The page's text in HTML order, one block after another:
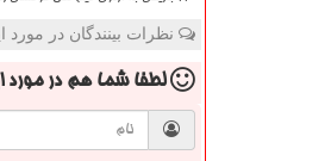
نظرات بینندگان در
لطفا شما همدر